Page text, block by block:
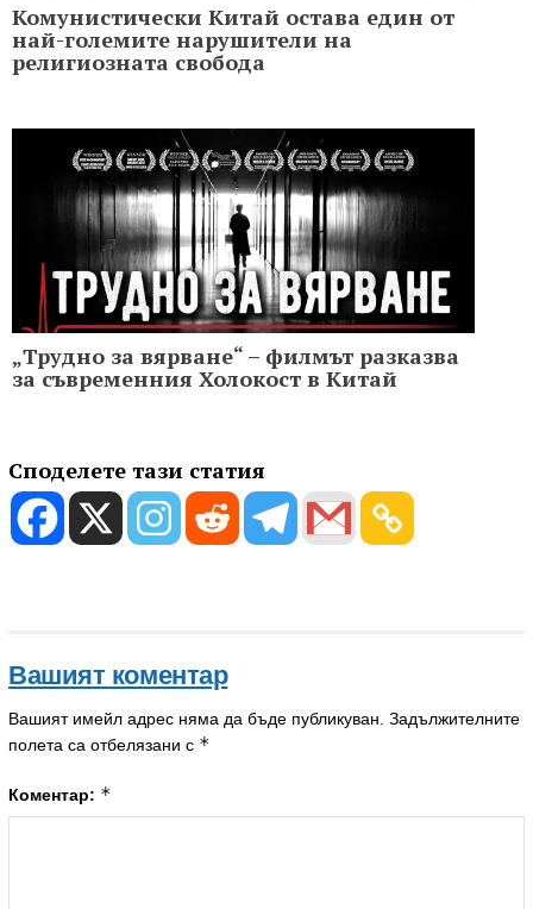
Комунистически Китай остава един от
най-големите нарушители на
религиозната свобода
„Трудно за вярване“ – филмът разказва
за съвременния Холoкост в Китай
Споделете тази статия
Вашият коментар
Вашият имейл адрес няма да бъде публикуван. Задължителните
полета са отбелязани с *
Коментар: *